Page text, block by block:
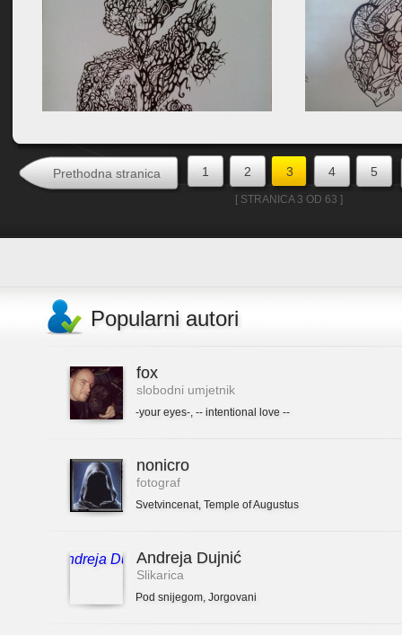
Prethodna stranica 1 2 3 4 5
[ STRANICA 3 OD 63 ]
Popularni autori
fox
slobodni umjetnik
-your eyes-, -- intentional love --
nonicro
fotograf
Svetvincenat, Temple of Augustus
Andreja Dujnić
Slikarica
Pod snijegom, Jorgovani